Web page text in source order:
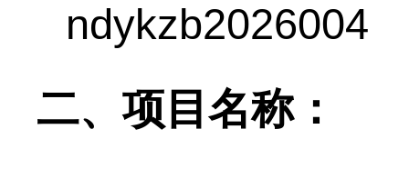
ndykzb2026004
二、项目名称：